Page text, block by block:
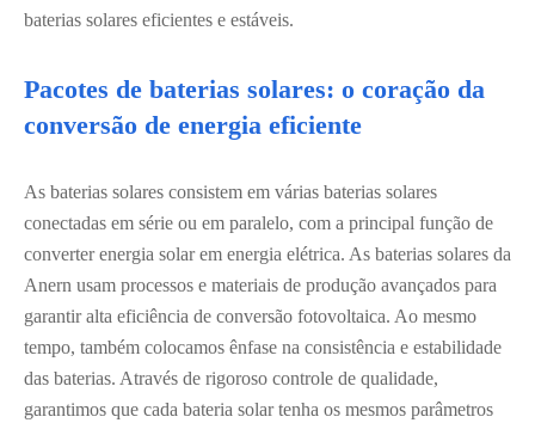
baterias solares eficientes e estáveis.
Pacotes de baterias solares: o coração da
conversão de energia eficiente
As baterias solares consistem em várias baterias solares
conectadas em série ou em paralelo, com a principal função de
converter energia solar em energia elétrica. As baterias solares da
Anern usam processos e materiais de produção avançados para
garantir alta eficiência de conversão fotovoltaica. Ao mesmo
tempo, também colocamos ênfase na consistência e estabilidade
das baterias. Através de rigoroso controle de qualidade,
garantimos que cada bateria solar tenha os mesmos parâmetros